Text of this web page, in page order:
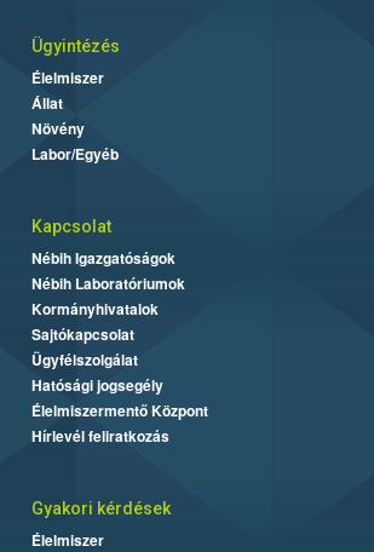
Ügyintézés
Élelmiszer
Állat
Növény
Labor/Egyéb
Kapcsolat
Nébih Igazgatóságok
Nébih Laboratóriumok
Kormányhivatalok
Sajtókapcsolat
Ügyfélszolgálat
Hatósági jogsegély
Élelmiszermentő Központ
Hírlevél feliratkozás
Gyakori kérdések
Élelmiszer